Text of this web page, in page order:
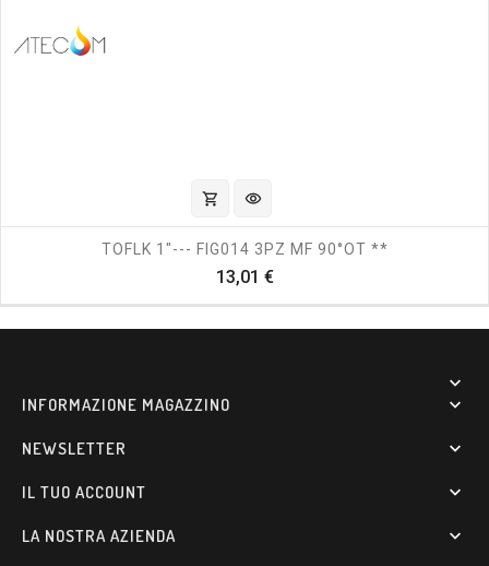
shopping_cart visibility
TOFLK 1"--- FIG014 3PZ MF 90°OT **
13,01 €Prezzo

INFORMAZIONE MAGAZZINO 
NEWSLETTER 
IL TUO ACCOUNT 
LA NOSTRA AZIENDA 